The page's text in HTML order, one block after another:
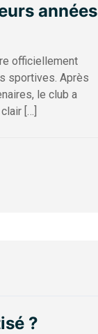
années
officiellement
sportives. Après
le club a
[…]
?